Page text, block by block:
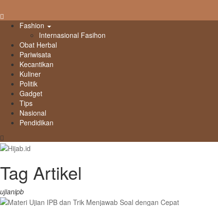
Fashion
Internasional Fasihon
Obat Herbal
Pariwisata
Kecantikan
Kuliner
Politik
Gadget
Tips
Nasional
Pendidikan
Tag Artikel
ujianipb